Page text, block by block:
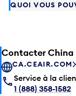
QUOI VOUS
Contacter China
CA.CEAIR.COM
Service à la
1 (888) 358-1582